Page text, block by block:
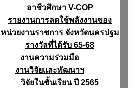
อาชีวศึกษา V-COP
รายงานการลดใช้พลังงานของ
หน่วยงานราชการ จังหวัดนครปฐม
รางวัลที่ได้รับ 65-68
งานความร่วมมือ
งานวิจัยเเละพัฒนาฯ
วิจัยในชั้นเรียน ปี 2565